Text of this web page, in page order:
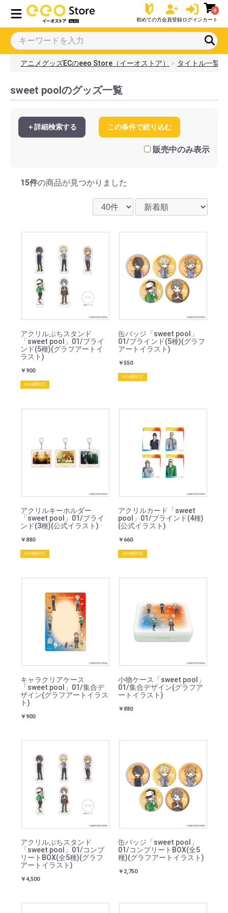
初めての方会員登録ログイン
0
カート
アニメグッズECのeeo Store（イーオストア） タイトル一覧
sweet poolのグッズ一覧
＋詳細検索する この条件で絞り込む
販売中のみ表示
15件の商品が見つかりました
アクリルぷちスタンド
「sweet pool」01/ブライ
ンド(5種)(グラフアートイ
ラスト)
￥900
WEB開封式
缶バッジ「sweet pool」
01/ブラインド(5種)(グラフ
アートイラスト)
￥550
WEB開封式
アクリルキーホルダー
「sweet pool」01/ブライ
ンド(3種)(公式イラスト)
￥880
WEB開封式
アクリルカード「sweet
pool」01/ブラインド(4種)
(公式イラスト)
￥660
WEB開封式
キャラクリアケース
「sweet pool」01/集合デ
ザイン(グラフアートイラス
ト)
￥900
小物ケース「sweet pool」
01/集合デザイン(グラフア
ートイラスト)
￥880
アクリルぷちスタンド
「sweet pool」01/コンプ
リートBOX(全5種)(グラフ
アートイラスト)
￥4,500
缶バッジ「sweet pool」
01/コンプリートBOX(全5
種)(グラフアートイラスト)
￥2,750